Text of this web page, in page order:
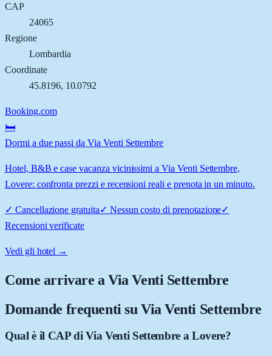
CAP
24065
Regione
Lombardia
Coordinate
45.8196, 10.0792
Booking.com
🛏️
Dormi a due passi da Via Venti Settembre
Hotel, B&B e case vacanza vicinissimi a Via Venti Settembre,
Lovere: confronta prezzi e recensioni reali e prenota in un minuto.
✓ Cancellazione gratuita✓ Nessun costo di prenotazione✓
Recensioni verificate
Vedi gli hotel →
Come arrivare aVia Venti Settembre
Domande frequenti su Via Venti Settembre
Qual è il CAP di Via Venti Settembre a Lovere?